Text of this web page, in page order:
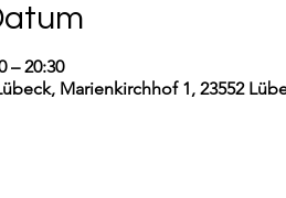
– 20:30
Marienkirchhof 1, 23552